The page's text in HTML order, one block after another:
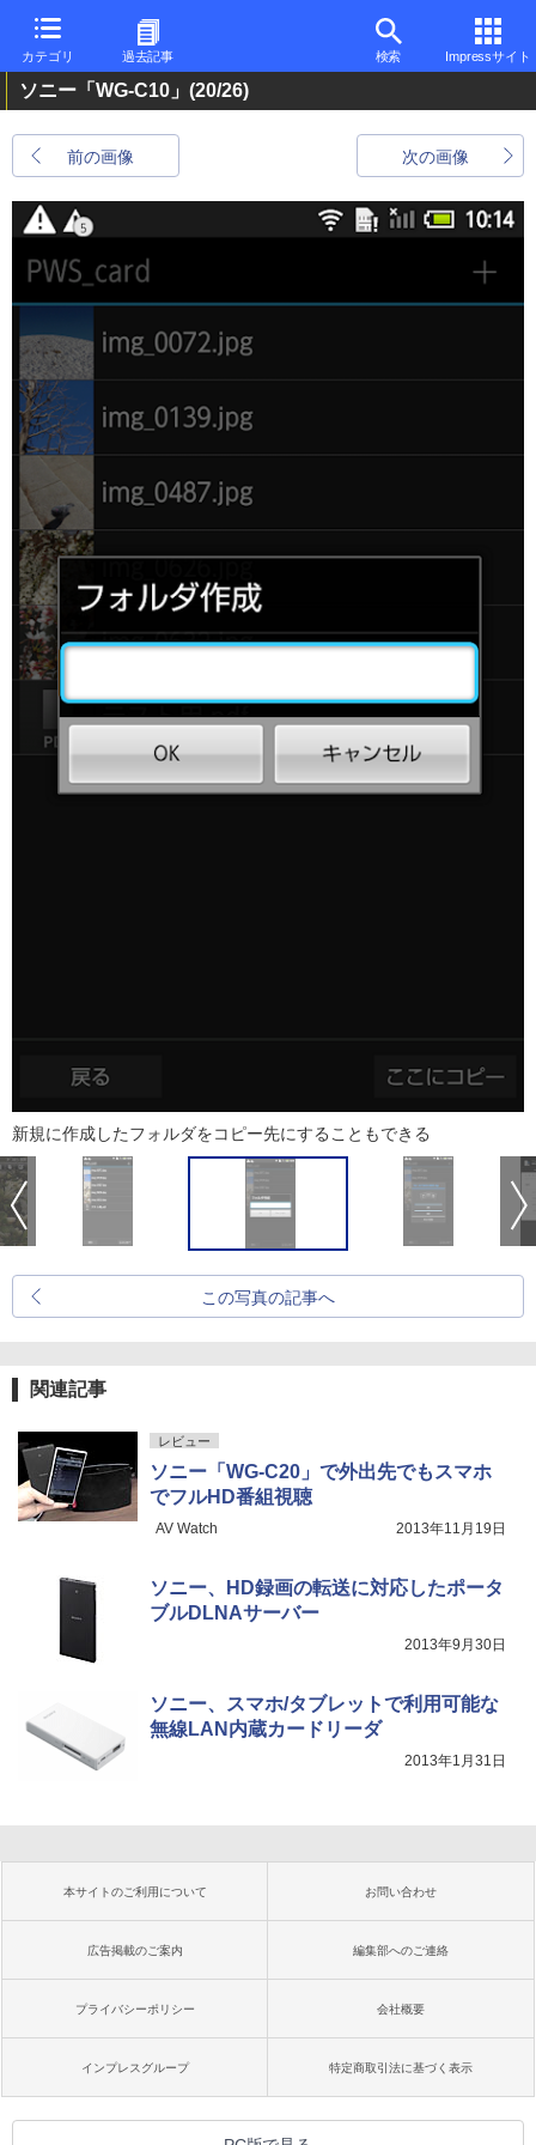
カテゴリ 過去記事 検索 Impressサイト
ソニー「WG-C10」 (20/26)
前の画像 次の画像
新規に作成したフォルダをコピー先にすることもできる
この写真の記事へ
関連記事
レビュー
ソニー「WG-C20」で外出先でもスマホ
でフルHD番組視聴
AV Watch 2013年11月19日
ソニー、HD録画の転送に対応したポータ
ブルDLNAサーバー
2013年9月30日
ソニー、スマホ/タブレットで利用可能な
無線LAN内蔵カードリーダ
2013年1月31日
本サイトのご利用について お問い合わせ
広告掲載のご案内 編集部へのご連絡
プライバシーポリシー 会社概要
インプレスグループ 特定商取引法に基づく表示